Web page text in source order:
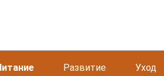
Развитие Уход